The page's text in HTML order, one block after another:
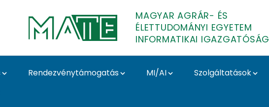
MAGYAR AGRÁR- ÉS
ÉLETTUDOMÁNYI EGYETEM
INFORMATIKAI IGAZGATÓSÁG
Rendezvénytámogatás MI/AI Szolgáltatások